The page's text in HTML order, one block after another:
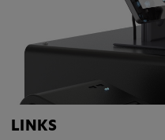
LINKS
Statistik
Statistik Cookies
Informationen
Diese
Verhalten unserer